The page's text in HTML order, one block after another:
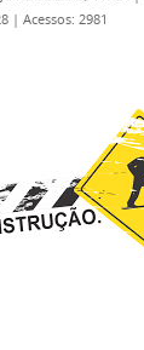
| Acessos: 2981